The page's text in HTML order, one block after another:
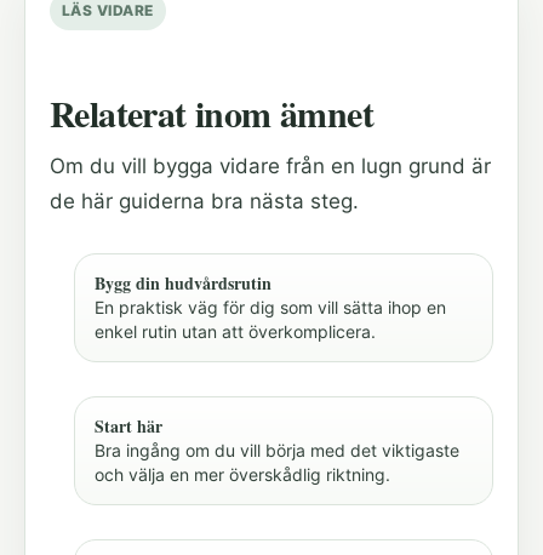
LÄS VIDARE
Relaterat inom ämnet
Om du vill bygga vidare från en lugn grund är
de här guiderna bra nästa steg.
Bygg din hudvårdsrutin
En praktisk väg för dig som vill sätta ihop en
enkel rutin utan att överkomplicera.
Start här
Bra ingång om du vill börja med det viktigaste
och välja en mer överskådlig riktning.